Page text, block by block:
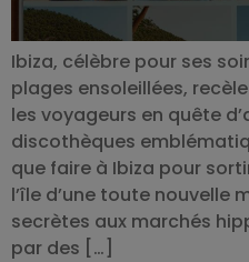
Ibiza, célèbre pour ses
plages ensoleillées,
les voyageurs en quête
discothèques
que faire à Ibiza pour
l’île d’une toute nouvelle
secrètes aux marchés
par des […]